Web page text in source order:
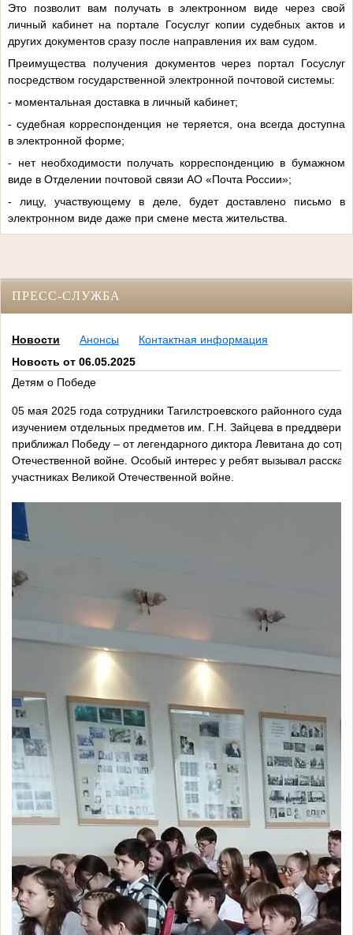
Это позволит вам получать в электронном виде через свой
личный кабинет на портале Госуслуг копии судебных актов и
других документов сразу после направления их вам судом.
Преимущества получения документов через портал Госуслуг
посредством государственной электронной почтовой системы:
- моментальная доставка в личный кабинет;
- судебная корреспонденция не теряется, она всегда доступна
в электронной форме;
- нет необходимости получать корреспонденцию в бумажном
виде в Отделении почтовой связи АО «Почта России»;
- лицу, участвующему в деле, будет доставлено письмо в
электронном виде даже при смене места жительства.
ПРЕСС-СЛУЖБА
Новости Анонсы
Контактная информация
Новость от 06.05.2025
Детям о Победе
05 мая 2025 года сотрудники Тагилстроевского районного
изучением отдельных предметов им. Г.Н. Зайцева в
приближал Победу – от легендарного диктора Левитана до
Отечественной войне. Особый интерес у ребят вызывал
участниках Великой Отечественной войне.